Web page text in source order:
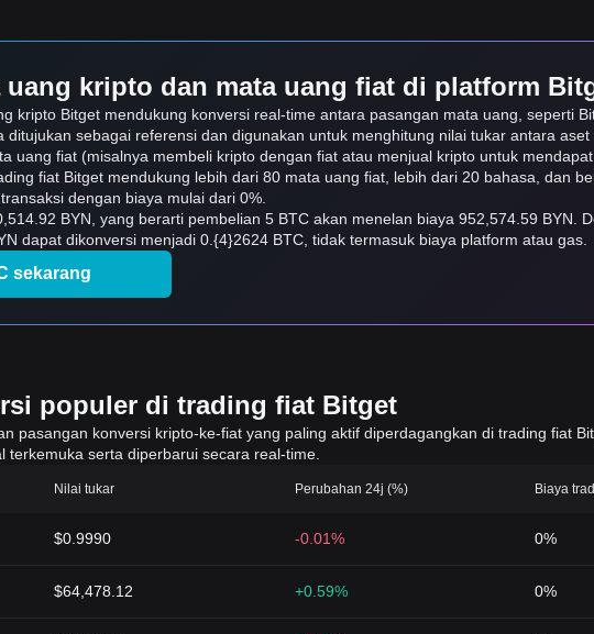
uang kripto dan mata uang fiat di platform
kripto Bitget mendukung konversi real-time antara pasangan mata uang, seperti
ditujukan sebagai referensi dan digunakan untuk menghitung nilai tukar antara
uang fiat (misalnya membeli kripto dengan fiat atau menjual kripto untuk
fiat Bitget mendukung lebih dari 80 mata uang fiat, lebih dari 20 bahasa, dan
dengan biaya mulai dari 0%.
BYN, yang berarti pembelian 5 BTC akan menelan biaya 952,574.59 BYN.
dapat dikonversi menjadi 0.{4}2624 BTC, tidak termasuk biaya platform atau gas.
sekarang
populer di trading fiat Bitget
pasangan konversi kripto-ke-fiat yang paling aktif diperdagangkan di trading fiat
terkemuka serta diperbarui secara real-time.
Nilai tukar Perubahan 24j (%) Biaya
$0.9990 -0.01% 0%
$64,478.12 +0.59% 0%